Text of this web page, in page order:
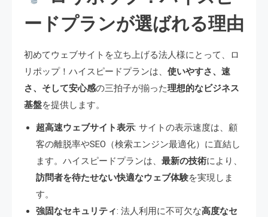
ードプランが選ばれる理由
初めてウェブサイトを立ち上げる法人様にとって、ロ
リポップ！ハイスピードプランは、 使いやすさ、速
さ、そして安心感の三拍子が揃った理想的なビジネス
基盤を提供します。
超高速ウェブサイト表示: サイトの表示速度は、顧
客の離脱率やSEO（検索エンジン最適化）に直結し
ます。ハイスピードプランは、 最新の技術により、
訪問者を待たせない快適なウェブ体験を実現しま
す。
強固なセキュリティ: 法人利用に不可欠な高度なセ